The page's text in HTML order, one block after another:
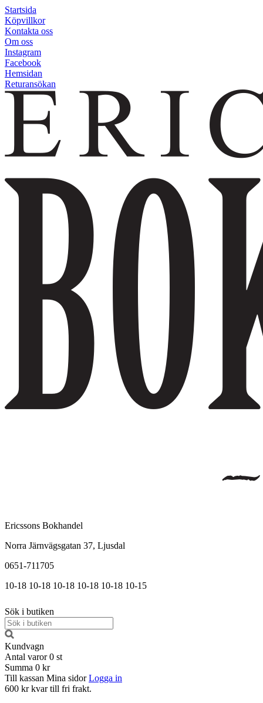
Startsida
Köpvillkor
Kontakta oss
Om oss
Instagram
Facebook
Hemsidan
Returansökan
Ericssons Bokhandel
Norra Järnvägsgatan 37, Ljusdal
0651-711705
10-18 10-18 10-18 10-18 10-18 10-15
Sök i butiken
Kundvagn
Antal varor 0 st
Summa 0 kr
Till kassan Mina sidor Logga in
600 kr kvar till fri frakt.